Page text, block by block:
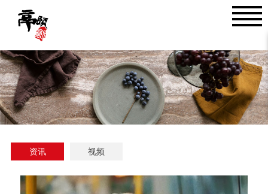
资讯 视频